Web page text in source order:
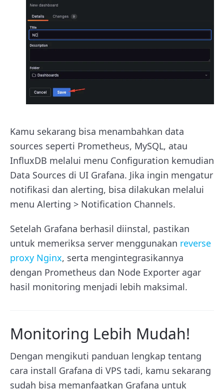
Kamu sekarang bisa menambahkan data
sources seperti Prometheus, MySQL, atau
InfluxDB melalui menu Configuration kemudian
Data Sources di UI Grafana. Jika ingin mengatur
notifikasi dan alerting, bisa dilakukan melalui
menu Alerting > Notification Channels.
Setelah Grafana berhasil diinstal, pastikan
untuk memeriksa server menggunakan reverse
proxy Nginx, serta mengintegrasikannya
dengan Prometheus dan Node Exporter agar
hasil monitoring menjadi lebih maksimal.
Monitoring Lebih Mudah!
Dengan mengikuti panduan lengkap tentang
cara install Grafana di VPS tadi, kamu sekarang
sudah bisa memanfaatkan Grafana untuk